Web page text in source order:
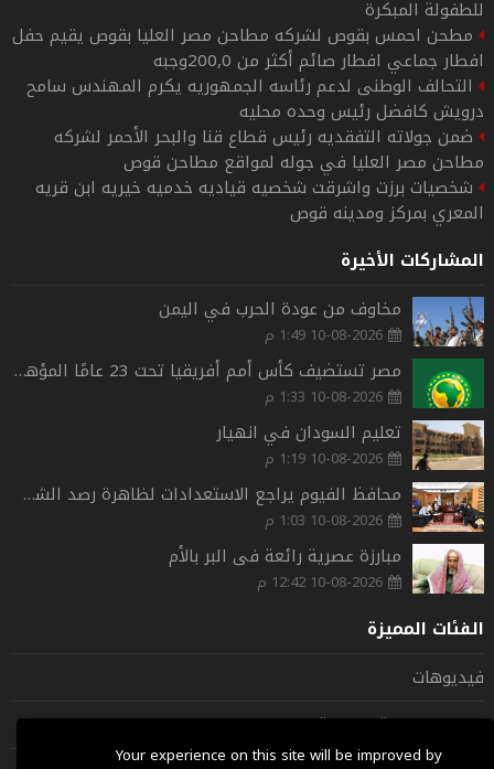
للطفولة المبكرة
مطحن احمس بقوص لشركه مطاحن مصر العليا بقوص يقيم حفل
افطار جماعي افطار صائم أكثر من 200,0وجبه
التحالف الوطنى لدعم رئاسه الجمهوريه يكرم المهندس سامح
درويش كافضل رئيس وحده محليه
ضمن جولاته التفقديه رئيس قطاع قنا والبحر الأحمر لشركه
مطاحن مصر العليا في جوله لمواقع مطاحن قوص
شخصيات برزت واشرقت شخصيه قياديه خدميه خيريه ابن قريه
المعري بمركز ومدينه قوص
المشاركات الأخيرة
مخاوف من عودة الحرب في اليمن
10-08-2026 1:49 م
مصر تستضيف كأس أمم أفريقيا تحت 23 عامًا المؤهلة لأوليمبياد لوس أنجلوس 2028
10-08-2026 1:33 م
تعليم السودان في انهيار
10-08-2026 1:19 م
محافظ الفيوم يراجع الاستعدادات لظاهرة رصد الشهب والنيازك بمحمية وادي الريان
10-08-2026 1:03 م
مبارزة عصرية رائعة فى البر بالأم
10-08-2026 12:42 م
الفئات المميزة
فيديوهات
شخصيات عربية وعالمية
Your experience on this site will be improved by